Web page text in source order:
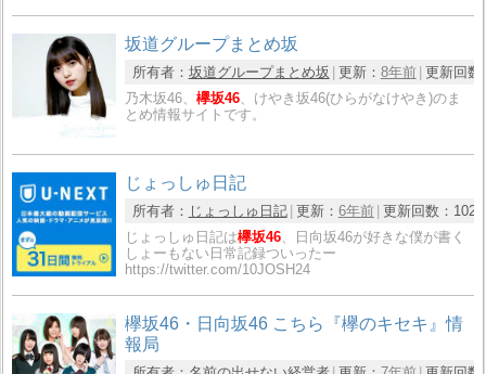
坂道グループまとめ坂
所有者： 坂道グループまとめ坂 更新： 8年前 更新回数
乃木坂46、欅坂46、けやき坂46(ひらがなけやき)のま
とめ情報サイトです。
じょっしゅ日記
所有者： じょっしゅ日記 更新： 6年前 更新回数： 102
じょっしゅ日記は欅坂46、日向坂46が好きな僕が書く
しょーもない日常記録ついったー
https://twitter.com/10JOSH24
欅坂46・日向坂46 こちら『欅のキセキ』情
報局